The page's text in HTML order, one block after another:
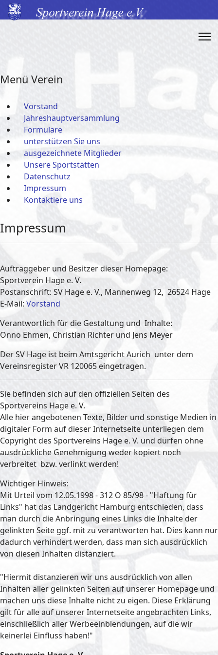
Menü Verein
Vorstand
Jahreshauptversammlung
Formulare
unterstützen Sie uns
ausgezeichnete Mitglieder
Unsere Sportstätten
Datenschutz
Impressum
Kontaktiere uns
Impressum
Auftraggeber und Besitzer dieser Homepage:
Sportverein Hage e. V.
Postanschrift: SV Hage e. V., Mannenweg 12, 26524 Hage
E-Mail: Vorstand
Verantwortlich für die Gestaltung und Inhalte:
Onno Ehmen, Christian Richter und Jens Meyer
Der SV Hage ist beim Amtsgericht Aurich unter dem
Vereinsregister VR 120065 eingetragen.
Sie befinden sich auf den offiziellen Seiten des
Sportvereins Hage e. V.
Alle hier angebotenen Texte, Bilder und sonstige Medien in
digitaler Form auf dieser Internetseite unterliegen dem
Copyright des Sportvereins Hage e. V. und dürfen ohne
ausdrückliche Genehmigung weder kopiert noch
verbreitet bzw. verlinkt werden!
Wichtiger Hinweis:
Mit Urteil vom 12.05.1998 - 312 O 85/98 - "Haftung für
Links" hat das Landgericht Hamburg entschieden, dass
man durch die Anbringung eines Links die Inhalte der
gelinkten Seite ggf. mit zu verantworten hat. Dies kann nur
dadurch verhindert werden, dass man sich ausdrücklich
von diesen Inhalten distanziert.
"Hiermit distanzieren wir uns ausdrücklich von allen
Inhalten aller gelinkten Seiten auf unserer Homepage und
machen uns diese Inhalte nicht zu eigen. Diese Erklärung
gilt für alle auf unserer Internetseite angebrachten Links,
einschließlich aller Werbeeinblendungen, auf die wir
keinerlei Einfluss haben!"